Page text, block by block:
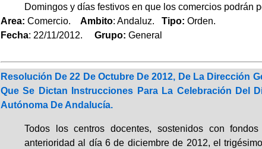
Domingos y días festivos en que los comercios podrán
Area: Comercio. Ambito: Andaluz. Tipo: Orden.
Fecha: 22/11/2012. Grupo: General
Resolución De 22 De Octubre De 2012, De La Dirección
Que Se Dictan Instrucciones Para La Celebración Del
Autónoma De Andalucía.
Todos los centros docentes, sostenidos con
anterioridad al día 6 de diciembre de 2012, el